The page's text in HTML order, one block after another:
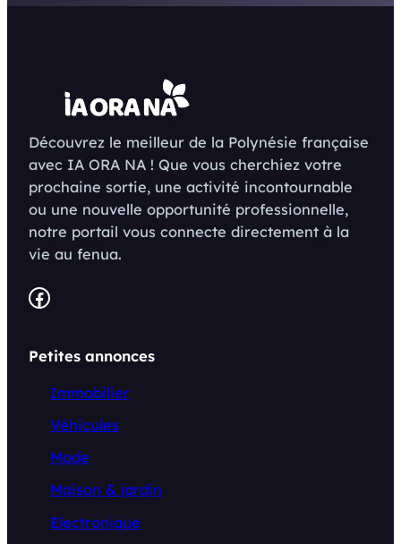
Découvrez le meilleur de la Polynésie française
avec IA ORA NA ! Que vous cherchiez votre
prochaine sortie, une activité incontournable
ou une nouvelle opportunité professionnelle,
notre portail vous connecte directement à la
vie au fenua.
Facebook
Petites annonces
Immobilier
Véhicules
Mode
Maison & jardin
Electronique